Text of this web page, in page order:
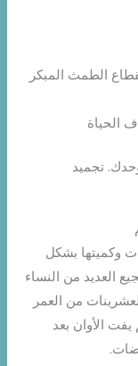
الطمث المبكر
الحياة
تجميد
وكميتها بشكل
العديد من النساء
من العمر
يفت الأوان بعد